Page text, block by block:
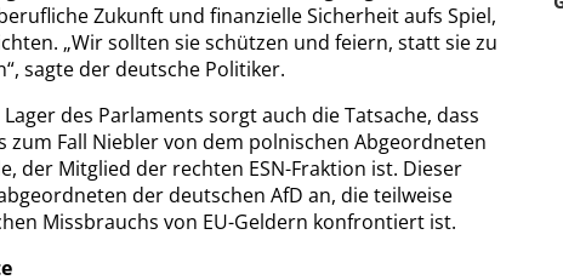
Zukunft und finanzielle Sicherheit aufs Spiel,
„Wir sollten sie schützen und feiern, statt sie zu
sagte der deutsche Politiker.
des Parlaments sorgt auch die Tatsache, dass
zum Fall Niebler von dem polnischen Abgeordneten
der Mitglied der rechten ESN-Fraktion ist. Dieser
der deutschen AfD an, die teilweise
Missbrauchs von EU-Geldern konfrontiert ist.